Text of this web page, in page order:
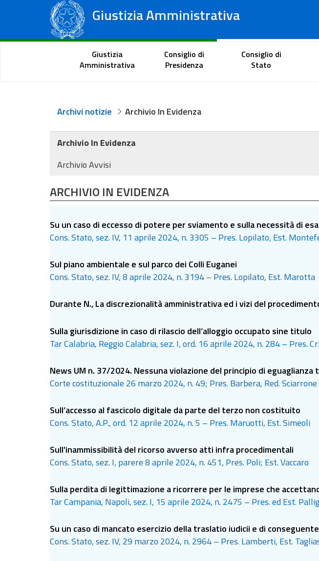
Giustizia Amministrativa
Tribunali Amministrativi Regionali
Portale del cittadino
Giustizia
Amministrativa
Consiglio di
Presidenza
Consiglio di
Stato
Archivi notizie Archivio In Evidenza
Archivio In Evidenza
Archivio Avvisi
ARCHIVIO IN EVIDENZA
Su un caso di eccesso di potere per sviamento e sulla necessità di
Cons. Stato, sez. IV, 11 aprile 2024, n. 3305 – Pres. Lopilato, Est.
Sul piano ambientale e sul parco dei Colli Euganei
Cons. Stato, sez. IV, 8 aprile 2024, n. 3194 – Pres. Lopilato, Est. Marotta
Durante N., La discrezionalità amministrativa ed i vizi del
Sulla giurisdizione in caso di rilascio dell’alloggio occupato sine titulo
Tar Calabria, Reggio Calabria, sez. I, ord. 16 aprile 2024, n. 284 – Pres.
News UM n. 37/2024. Nessuna violazione del principio di
Corte costituzionale 26 marzo 2024, n. 49; Pres. Barbera, Red.
Sull’accesso al fascicolo digitale da parte del terzo non costituito
Cons. Stato, A.P., ord. 12 aprile 2024, n. 5 – Pres. Maruotti, Est. Simeoli
Sull'inammissibilità del ricorso avverso atti infra procedimentali
Cons. Stato, sez. I, parere 8 aprile 2024, n. 451, Pres. Poli; Est. Vaccaro
Sulla perdita di legittimazione a ricorrere per le imprese che
Tar Campania, Napoli, sez. I, 15 aprile 2024, n. 2475 – Pres. ed Est.
Su un caso di mancato esercizio della traslatio iudicii e di
Cons. Stato, sez. IV, 29 marzo 2024, n. 2964 – Pres. Lamberti, Est.